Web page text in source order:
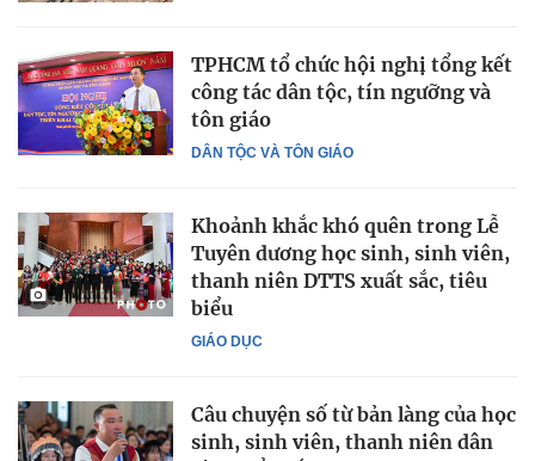
DÂN TỘC VÀ TÔN GIÁO
TPHCM tổ chức hội nghị tổng kết
công tác dân tộc, tín ngưỡng và
tôn giáo
GIÁO DỤC
Khoảnh khắc khó quên trong Lễ
Tuyên dương học sinh, sinh viên,
thanh niên DTTS xuất sắc, tiêu
biểu
Câu chuyện số từ bản làng của học
sinh, sinh viên, thanh niên dân